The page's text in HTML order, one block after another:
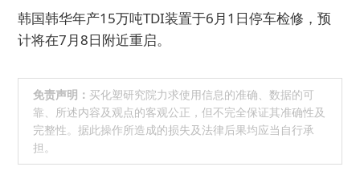
韩国韩华年产15万吨TDI装置于6月1日停车检修，预
计将在7月8日附近重启。
免责声明： 买化塑研究院力求使用信息的准确、数据的可
靠、所述内容及观点的客观公正，但不完全保证其准确性及
完整性。据此操作所造成的损失及法律后果均应当自行承
担。